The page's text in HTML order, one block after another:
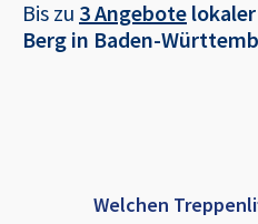
Bis zu 3 Angebote
Berg in Baden-
Welchen